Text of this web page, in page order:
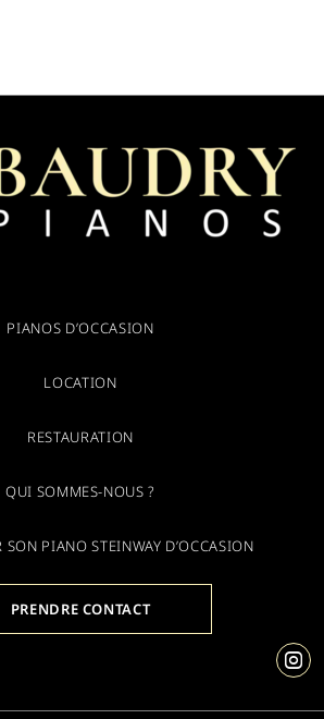
PIANOS D’OCCASION
LOCATION
RESTAURATION
QUI SOMMES-NOUS ?
PIANO STEINWAY D’OCCASION
PRENDRE CONTACT